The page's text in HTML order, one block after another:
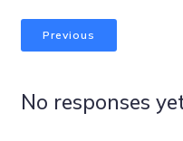
Previous
No responses